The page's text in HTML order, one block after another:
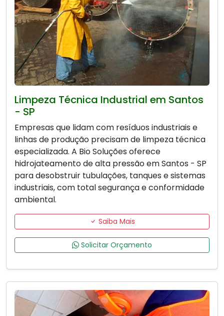
Limpeza Técnica Industrial em Santos
- SP
Empresas que lidam com resíduos industriais e
linhas de produção precisam de limpeza técnica
especializada. A Bio Soluções oferece
hidrojateamento de alta pressão em Santos - SP
para desobstruir tubulações, tanques e sistemas
industriais, com total segurança e conformidade
ambiental.
Saiba Mais
Solicitar Orçamento